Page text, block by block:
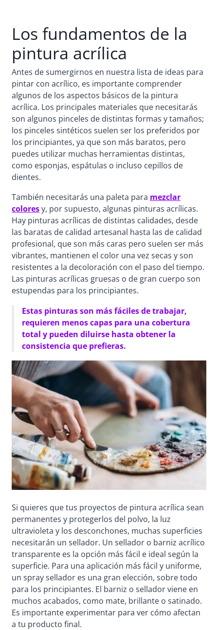
Los fundamentos de la
pintura acrílica
Antes de sumergirnos en nuestra lista de ideas para
pintar con acrílico, es importante comprender
algunos de los aspectos básicos de la pintura
acrílica. Los principales materiales que necesitarás
son algunos pinceles de distintas formas y tamaños;
los pinceles sintéticos suelen ser los preferidos por
los principiantes, ya que son más baratos, pero
puedes utilizar muchas herramientas distintas,
como esponjas, espátulas o incluso cepillos de
dientes.
También necesitarás una paleta para mezclar
coloresy, por supuesto, algunas pinturas acrílicas.
Hay pinturas acrílicas de distintas calidades, desde
las baratas de calidad artesanal hasta las de calidad
profesional, que son más caras pero suelen ser más
vibrantes, mantienen el color una vez secas y son
resistentes a la decoloración con el paso del tiempo.
Las pinturas acrílicas gruesas o de gran cuerpo son
estupendas para los principiantes.
Estas pinturas son más fáciles de trabajar,
requieren menos capas para una cobertura
total y pueden diluirse hasta obtener la
consistencia que prefieras.
Si quieres que tus proyectos de pintura acrílica sean
permanentes y protegerlos del polvo, la luz
ultravioleta y los desconchones, muchas superficies
necesitarán un sellador. Un sellador o barniz acrílico
transparente es la opción más fácil e ideal según la
superficie. Para una aplicación más fácil y uniforme,
un spray sellador es una gran elección, sobre todo
para los principiantes. El barniz o sellador viene en
muchos acabados, como mate, brillante o satinado.
Es importante experimentar para ver cómo afectan
a tu producto final.